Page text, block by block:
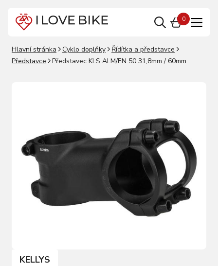
0
Hlavní stránka Cyklo doplňky
Řídítka a představce
Představce
Představec KLS ALM/EN 50 31,8mm / 60mm
KELLYS